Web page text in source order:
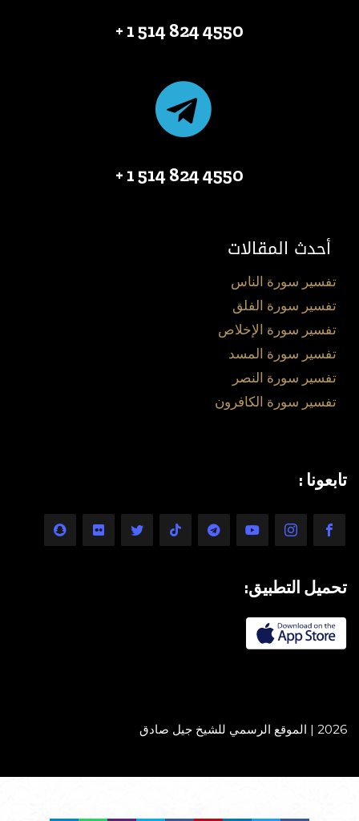
4550 824 514 1 +
4550 824 514 1 +
أحدث المقالات
تفسير سورة الناس
تفسير سورة الفلق
تفسير سورة الإخلاص
تفسير سورة المسد
تفسير سورة النصر
تفسير سورة الكافرون
تابعونا :
تحميل التطبيق:
2026 | الموقع الرسمي للشيخ جيل صادق